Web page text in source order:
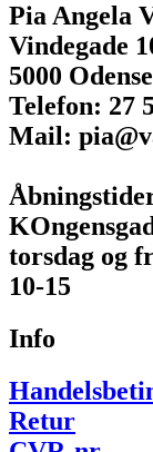
Pia Angela
Vindegade
5000
Telefon: 27
Mail:
torsdag og
10-15
Info
Retur